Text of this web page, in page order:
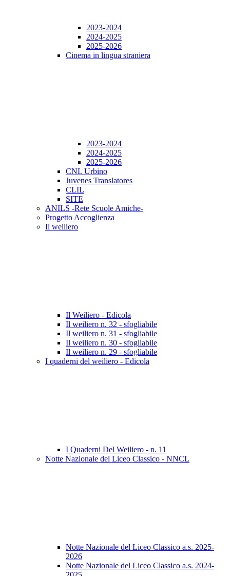
2023-2024
2024-2025
2025-2026
Cinema in lingua straniera
2023-2024
2024-2025
2025-2026
CNL Urbino
Juvenes Translatores
CLIL
SITE
ANILS -Rete Scuole Amiche-
Progetto Accoglienza
Il weiliero
Il Weiliero - Edicola
Il weiliero n. 32 - sfogliabile
Il weiliero n. 31 - sfogliabile
Il weiliero n. 30 - sfogliabile
Il weiliero n. 29 - sfogliabile
I quaderni del weiliero - Edicola
I Quaderni Del Weiliero - n. 11
Notte Nazionale del Liceo Classico - NNCL
Notte Nazionale del Liceo Classico a.s. 2025-
2026
Notte Nazionale del Liceo Classico a.s. 2024-